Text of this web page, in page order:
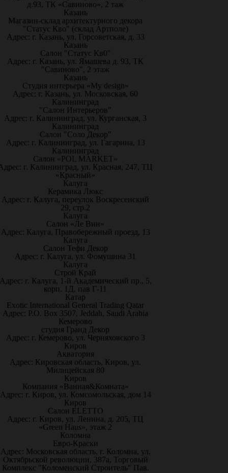
д.93, ТК «Савиново», 2 таж
Казань
Магазин-склад архитектурного декора
"Статус Кво" (склад Артполе)
Адрес: г. Казань, ул. Горсоветская, д. 33
Казань
Салон "Статус Кв0"
Адрес: г. Казань, ул. Ямашева д. 93, ТК
"Савиново", 2 этаж
Казань
Студия интерьера «My design»
Адрес: г. Казань, ул. Московская, 60
Калининград
"Салон Интерьеров"
Адрес: г. Калининград, ул. Курганская, 3
Калининград
Салон "Соло Декор"
Адрес: г. Калининград, ул. Гагарина, 13
Калининград
Салон «POL MARKET»
г. Калининград, ул. Красная, 247, ТЦ
«Красный»
Калуга
Керамика Люкс
Адрес: г. Калуга, переулок Воскресенский
29, стр.2
Калуга
Салон «Ле Вин»
Адрес: Калуга, Правобережный проезд, 13
Калуга
Салон Тефи Декор
Адрес: г. Калуга, ул. Фомушина 31
Калуга
Строй Край
г. Калуга, 1-й Академический пр., 5,
корп. 1Д, пав Г-11
Катар
Exotic International General Trading Qatar
Адрес: P.O. Box 3507, Jeddah, Saudi Arabia
Кемерово
студия Гранд Декор
Адрес: г. Кемерово, ул. Черняховского 3
Киров
Акватория
Адрес: Кировская область, Киров, ул.
Милицейская 80
Киров
Компания «Ванная&Комната»
Адрес: г. Киров, ул. Комсомольская, дом 14
Киров
Салон ELETTO
Адрес: г. Киров, ул. Ленина, д. 205, ТЦ
«Green Haus», этаж 2
Коломна
Евро-Краски
Адрес: Московская область, г. Коломна, ул.
Октябрьской революции, 387а, Торговый
Комплекс "Коломенский Строитель" Пав.